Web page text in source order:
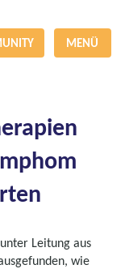
MENÜ
Leitung aus
wie